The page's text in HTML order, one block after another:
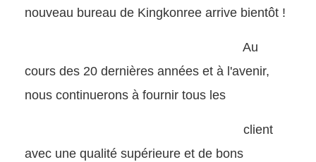
nouveau bureau de Kingkonree arrive bientôt !
Au
cours des 20 dernières années et à l'avenir,
nous continuerons à fournir tous les
client
avec une qualité supérieure et de bons